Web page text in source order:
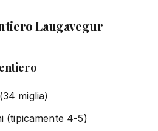
Laugavegur
miglia)
(tipicamente 4-5)